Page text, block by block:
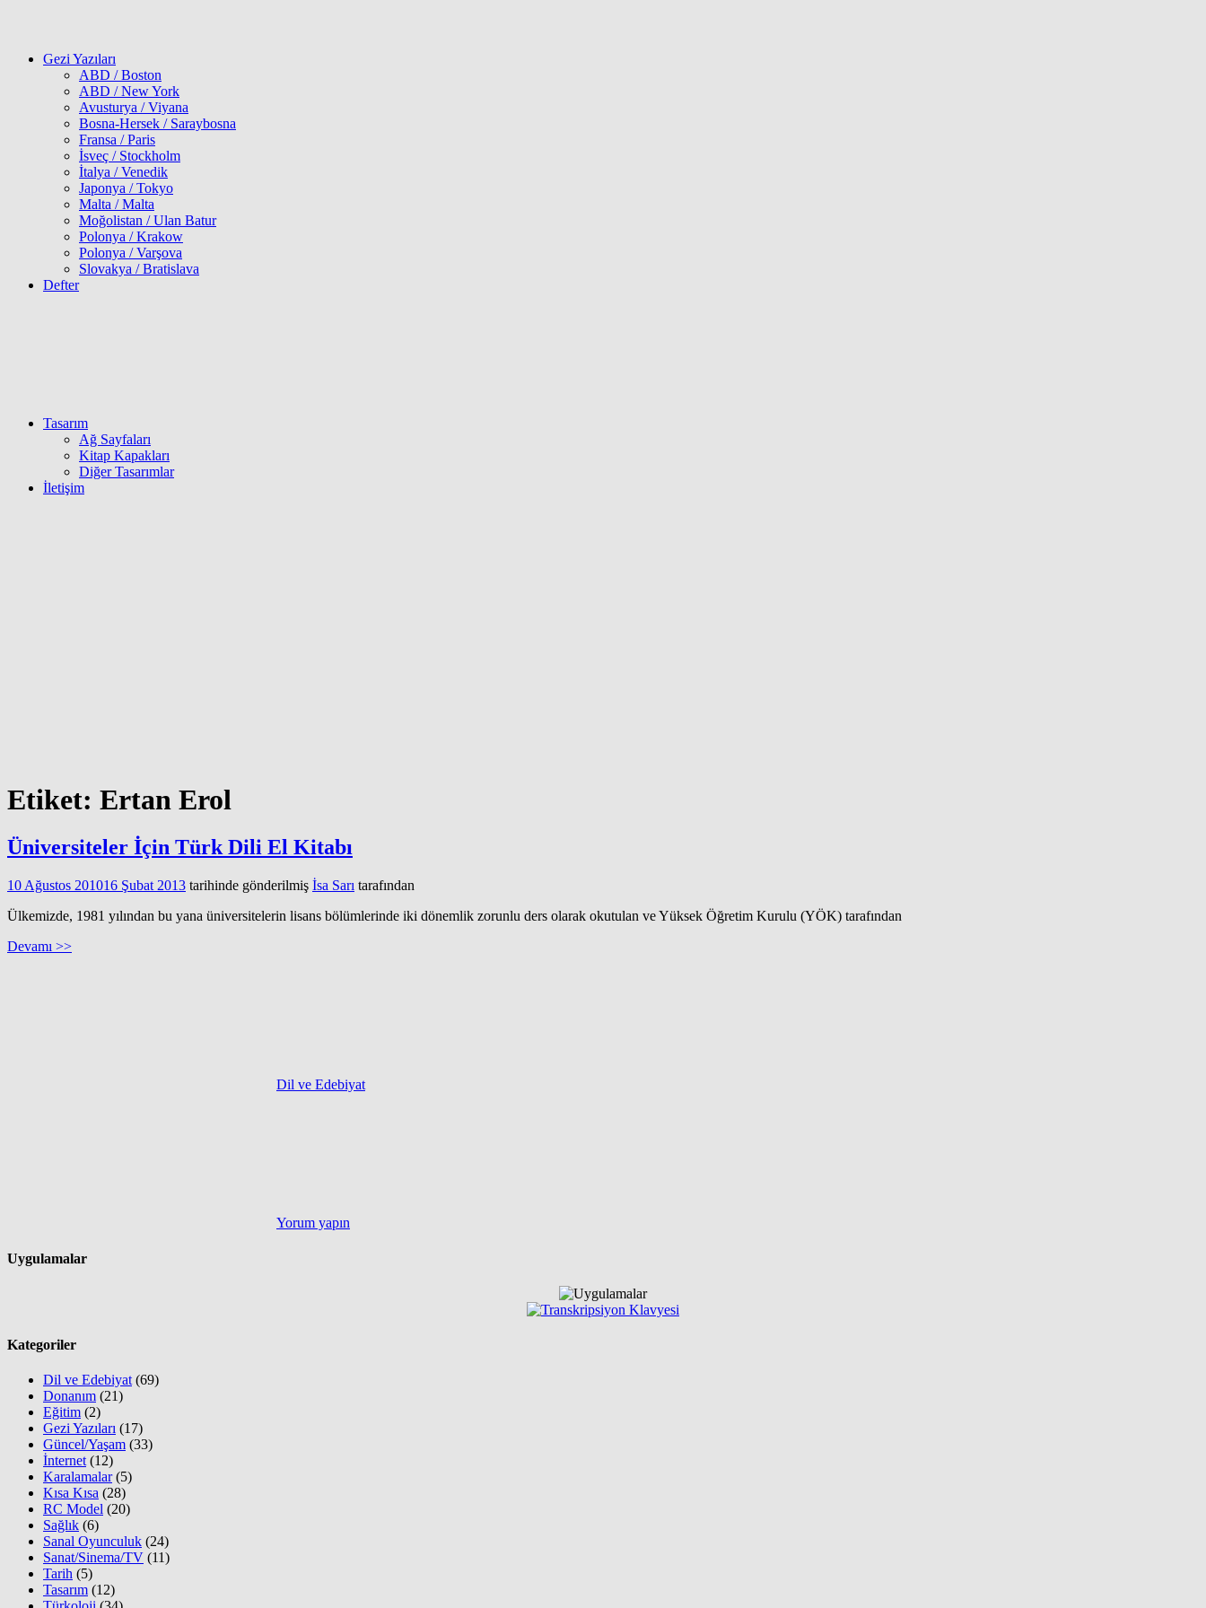
Gezi Yazıları
ABD / Boston
ABD / New York
Avusturya / Viyana
Bosna-Hersek / Saraybosna
Fransa / Paris
İsveç / Stockholm
İtalya / Venedik
Japonya / Tokyo
Malta / Malta
Moğolistan / Ulan Batur
Polonya / Krakow
Polonya / Varşova
Slovakya / Bratislava
Defter
Tasarım
Ağ Sayfaları
Kitap Kapakları
Diğer Tasarımlar
İletişim
Etiket: Ertan Erol
Üniversiteler İçin Türk Dili El Kitabı
10 Ağustos 201016 Şubat 2013 tarihinde gönderilmiş İsa Sarı tarafından
Ülkemizde, 1981 yılından bu yana üniversitelerin lisans bölümlerinde iki dönemlik zorunlu ders olarak okutulan ve Yüksek Öğretim Kurulu (YÖK) tarafından
Devamı >>
Dil ve Edebiyat
Yorum yapın
Uygulamalar
Kategoriler
Dil ve Edebiyat(69)
Donanım (21)
Eğitim (2)
Gezi Yazıları (17)
Güncel/Yaşam (33)
İnternet(12)
Karalamalar(5)
Kısa Kısa (28)
RC Model (20)
Sağlık (6)
Sanal Oyunculuk (24)
Sanat/Sinema/TV (11)
Tarih (5)
Tasarım (12)